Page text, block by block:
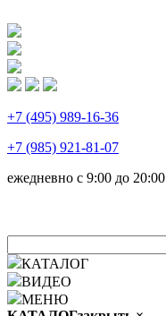
+7 (495) 989-16-36
+7 (985) 921-81-07
ежедневно с 9:00 до 20:00
КАТАЛОГ
ВИДЕО
МЕНЮ